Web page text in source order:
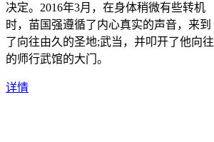
决定。2016年3月，在身体稍微有些转机
时，苗国强遵循了内心真实的声音，来到
了向往由久的圣地;武当，并叩开了他向往
的师行武馆的大门。
详情